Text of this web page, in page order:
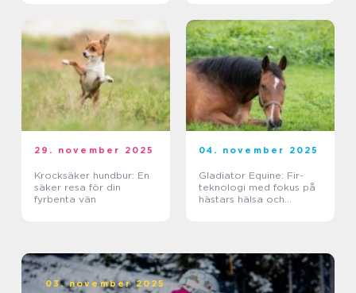
29. november 2025
Krocksäker hundbur: En
säker resa för din
fyrbenta vän
04. november 2025
Gladiator Equine: Fir-
teknologi med fokus på
hästars hälsa och
03. november 2025